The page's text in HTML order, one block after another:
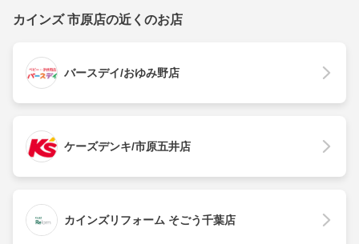
カインズ 市原店の近くのお店
バースデイ/おゆみ野店
ケーズデンキ/市原五井店
カインズリフォーム そごう千葉店